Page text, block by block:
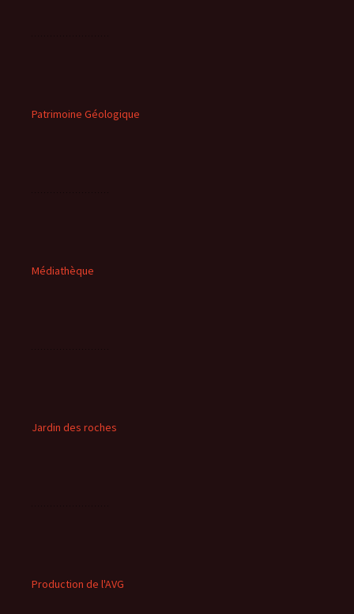
Patrimoine Géologique
Médiathèque
Jardin des roches
Production de l'AVG